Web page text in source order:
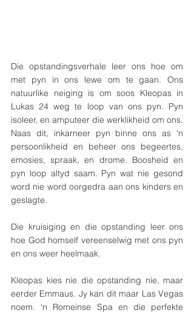
Die opstandingsverhale leer ons hoe om
met pyn in ons lewe om te gaan. Ons
natuurlike neiging is om soos Kleopas in
Lukas 24 weg te loop van ons pyn. Pyn
isoleer, en amputeer die werklikheid om ons.
Naas dit, inkarneer pyn binne ons as ‘n
persoonlikheid en beheer ons begeertes,
emosies, spraak, en drome. Boosheid en
pyn loop altyd saam. Pyn wat nie gesond
word nie word oorgedra aan ons kinders en
geslagte.
Die kruisiging en die opstanding leer ons
hoe God homself vereenselwig met ons pyn
en ons weer heelmaak.
Kleopas kies nie die opstanding nie, maar
eerder Emmaus. Jy kan dit maar Las Vegas
noem. ‘n Romeinse Spa en die perfekte